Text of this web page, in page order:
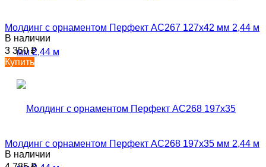
Молдинг с орнаментом Перфект AC267 127х42 мм 2,44 м
В наличии
3 350₽
Купить
Молдинг с орнаментом Перфект AC268 197х35 мм 2,44 м
В наличии